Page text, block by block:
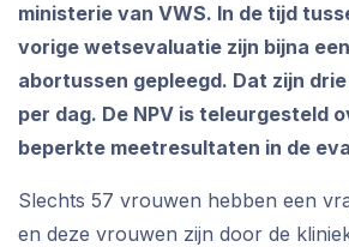
ministerie van VWS. In de tijd
vorige wetsevaluatie zijn bijna
abortussen gepleegd. Dat zijn
per dag. De NPV is teleurgesteld
beperkte meetresultaten in de
Slechts 57 vrouwen hebben een
en deze vrouwen zijn door de